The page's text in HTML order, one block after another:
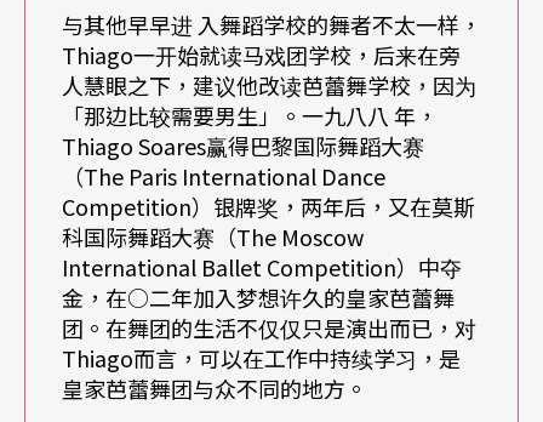
台北的观众看到舞团不同的编舞风格。
：对于比较熟悉古典芭蕾的观众而言，您会建议
他们如何欣赏现代芭蕾呢？
我们这次也有准备《吉赛儿》作为古典芭蕾的舞
码，如果观众比较喜欢《吉赛儿》，当然也很棒！
不过我认为我们需要更具冒险性。过去舞团在各地
演出《色饱和度》的经验，例如麦奎格曾经在加拿
与其他早早进 入舞蹈学校的舞者不太一样，
Thiago一开始就读马戏团学校，后来在旁
人慧眼之下，建议他改读芭蕾舞学校，因为
「那边比较需要男生」。一九八八 年，
Thiago Soares赢得巴黎国际舞蹈大赛
（The Paris International Dance
Competition）银牌奖，两年后，又在莫斯
科国际舞蹈大赛（The Moscow
International Ballet Competition）中夺
金，在○二年加入梦想许久的皇家芭蕾舞
团。在舞团的生活不仅仅只是演出而已，对
Thiago而言，可以在工作中持续学习，是
皇家芭蕾舞团与众不同的地方。